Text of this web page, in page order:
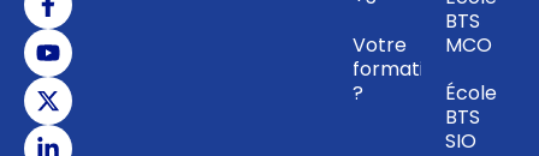
Votre
formation
?
BTS
MCO
École
BTS
SIO